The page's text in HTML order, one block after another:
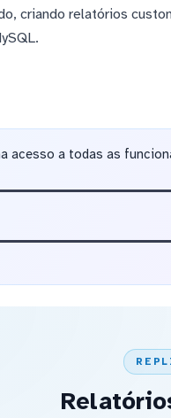
criando relatórios
acesso a todas as